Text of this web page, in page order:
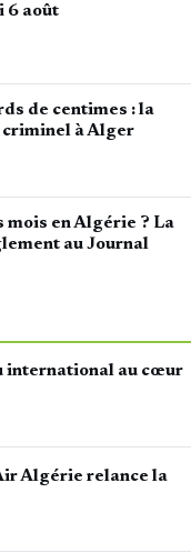
6 août
de centimes : la
criminel à Alger
en Algérie ? La
au Journal
international au cœur
Algérie relance la